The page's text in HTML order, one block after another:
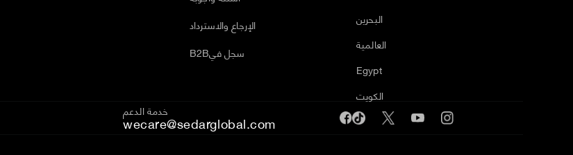
الإرجاع والاسترداد
B2Bسجل في
البحرين
العالمية
Egypt
الكويت
خدمة الدعم
wecare@sedarglobal.com